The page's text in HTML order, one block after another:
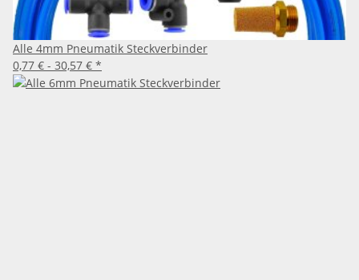
Alle 4mm Pneumatik Steckverbinder
0,77 € - 30,57 € *